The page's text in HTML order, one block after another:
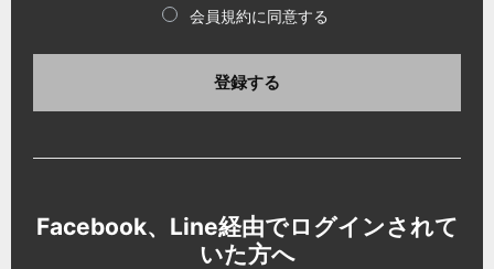
会員規約に同意する
登録する
Facebook、Line経由でログインされて
いた方へ